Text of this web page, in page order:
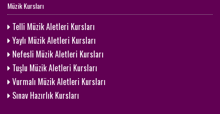
Müzik Kursları
Telli Müzik Aletleri Kursları
Yaylı Müzik Aletleri Kursları
Nefesli Müzik Aletleri Kursları
Tuşlu Müzik Aletleri Kursları
Vurmalı Müzik Aletleri Kursları
Sınav Hazırlık Kursları